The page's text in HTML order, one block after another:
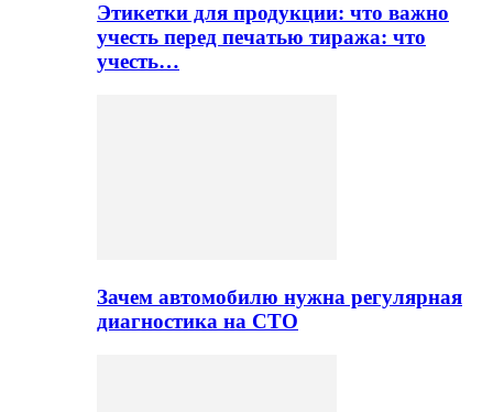
Этикетки для продукции: что важно
учесть перед печатью тиража: что
учесть…
Зачем автомобилю нужна регулярная
диагностика на СТО